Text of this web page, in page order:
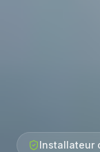
Installateur